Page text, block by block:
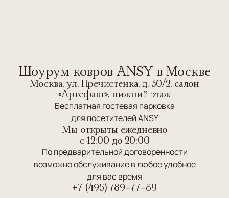
Шоурум ковров ANSY в Москве
Москва, ул. Пречистенка, д. 30/2, салон
«Артефакт», нижний этаж
Бесплатная гостевая парковка
для посетителей ANSY
Мы открыты ежедневно
c 12:00 до 20:00
По предварительной договоренности
возможно обслуживание в любое удобное
для вас время
+7 (495) 789-77-89